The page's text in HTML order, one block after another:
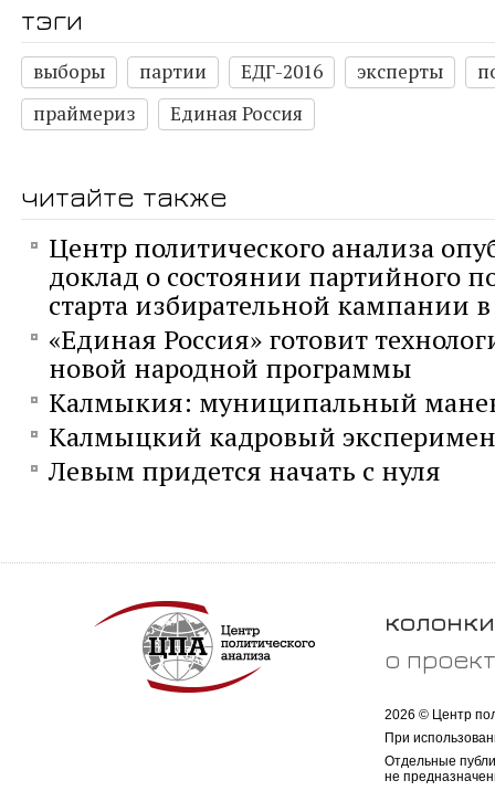
тэги
выборы партии ЕДГ-2016 эксперты
праймериз
Единая Россия
читайте также
Центр политического анализа
доклад о состоянии партийного
старта избирательной кампании
«Единая Россия» готовит
новой народной программы
Калмыкия: муниципальный
Калмыцкий кадровый
Левым придется начать с нуля
колонки
о
2026 © Центр
При
Отдельные
не